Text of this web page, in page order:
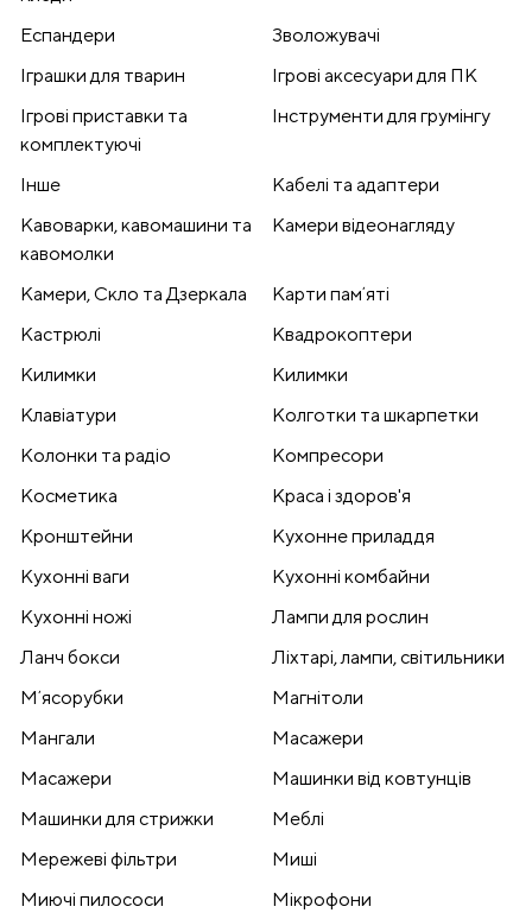
Еспандери
Зволожувачі
Іграшки для тварин
Ігрові аксесуари для ПК
Ігрові приставки та
комплектуючі
Інструменти для грумінгу
Інше
Кабелі та адаптери
Кавоварки, кавомашини та
кавомолки
Камери відеонагляду
Камери, Скло та Дзеркала
Карти памʼяті
Кастрюлі
Квадрокоптери
Килимки
Килимки
Клавіатури
Колготки та шкарпетки
Колонки та радіо
Компресори
Косметика
Краса і здоров'я
Кронштейни
Кухонне приладдя
Кухонні ваги
Кухонні комбайни
Кухонні ножі
Лампи для рослин
Ланч бокси
Ліхтарі, лампи, світильники
Мʼясорубки
Магнітоли
Мангали
Масажери
Масажери
Машинки від ковтунців
Машинки для стрижки
Меблі
Мережеві фільтри
Миші
Миючі пилососи
Мікрофони